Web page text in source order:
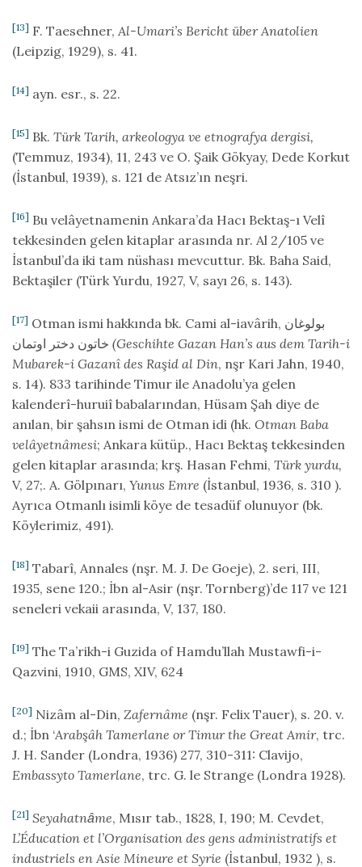
[13] F. Taesehner, Al-Umari’s Bericht über Anatolien
(Leipzig, 1929), s. 41.
[14] ayn. esr., s. 22.
[15] Bk. Türk Tarih, arkeologya ve etnografya dergisi,
(Temmuz, 1934), 11, 243 ve O. Şaik Gökyay, Dede Korkut
(İstanbul, 1939), s. 121 de Atsız’ın neşri.
[16] Bu velâyetnamenin Ankara’da Hacı Bektaş-ı Velî
tekkesinden gelen kitaplar arasında nr. Al 2/105 ve
İstanbul’da iki tam nüshası mevcuttur. Bk. Baha Said,
Bektaşiler (Türk Yurdu, 1927, V, sayı 26, s. 143).
[17] Otman ismi hakkında bk. Cami al-iavârih, بولوغان
(Geschihte Gazan Han’s aus dem Tarih-i
Mubarek-i Gazanî des Raşid al Din, nşr Kari Jahn, 1940,
s. 14). 833 tarihinde Timur ile Anadolu’ya gelen
kalenderî-huruiî babalarından, Hüsam Şah diye de
anılan, bir şahsın ismi de Otman idi (hk. Otman Baba
velâyetnâmesi; Ankara kütüp., Hacı Bektaş tekkesinden
gelen kitaplar arasında; krş. Hasan Fehmi, Türk yurdu,
V, 27;. A. Gölpınarı, Yunus Emre (İstanbul, 1936, s. 310 ).
Ayrıca Otmanlı isimli köye de tesadüf olunuyor (bk.
Köylerimiz, 491).
[18] Tabarî, Annales (nşr. M. J. De Goeje), 2. seri, III,
1935, sene 120.; İbn al-Asir (nşr. Tornberg)’de 117 ve 121
seneleri vekaii arasında, V, 137, 180.
[19] The Ta’rikh-i Guzida of Hamdu’llah Mustawfi-i-
Qazvini, 1910, GMS, XIV, 624
[20] Nizâm al-Din, Zafernâme (nşr. Felix Tauer), s. 20. v.
d.; İbn ‘Arabşâh Tamerlane or Timur the Great Amir, trc.
J. H. Sander (Londra, 1936) 277, 310-311: Clavijo,
Embassyto Tamerlane, trc. G. le Strange (Londra 1928).
[21] Seyahatnȃme, Mısır tab., 1828, I, 190; M. Cevdet,
L’Éducation et l’Organisation des gens administratifs et
industriels en Asie Mineure et Syrie (İstanbul, 1932 ), s.